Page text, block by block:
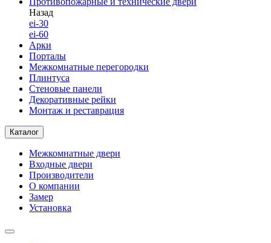
Назад
ei-30
ei-60
Арки
Порталы
Межкомнатные перегородки
Плинтуса
Стеновые панели
Декоративные рейки
Монтаж и реставрация
Каталог
Межкомнатные двери
Входные двери
Производители
О компании
Замер
Установка